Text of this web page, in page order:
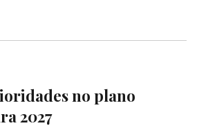
no plano
2027